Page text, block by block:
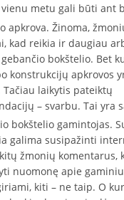
metu gali būti ant
apkrova. Žinoma,
kad reikia ir daugiau
bokštelio. Bet
konstrukcijų apkrovos
Tačiau laikytis pateiktų
– svarbu. Tai yra
bokštelio gamintojas.
galima susipažinti
žmonių komentarus,
nuomonę apie
kiti – ne taip. O